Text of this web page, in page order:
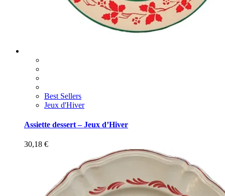
Best Sellers
Jeux d'Hiver
Assiette dessert – Jeux d’Hiver
30,18 €